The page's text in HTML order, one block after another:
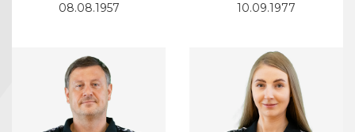
08.08.1957
10.09.1977